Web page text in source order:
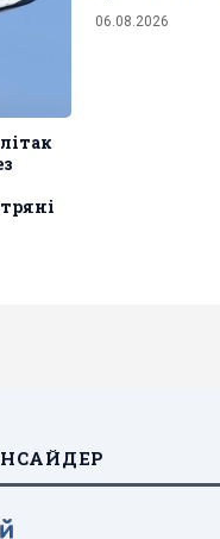
06.08.2026